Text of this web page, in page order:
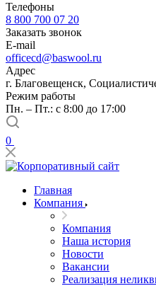
Телефоны
8 800 700 07 20
Заказать звонок
E-mail
officecd@baswool.ru
Адрес
г. Благовещенск,
Режим работы
Пн. – Пт.: с 8:00 до 17:00
0
Главная
Компания
Компания
Наша история
Новости
Вакансии
Реализация